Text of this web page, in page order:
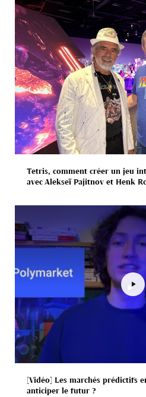
Tetris, comment créer un jeu
avec Alekseï Pajitnov et Henk
[Vidéo] Les marchés prédictifs
anticiper le futur ?